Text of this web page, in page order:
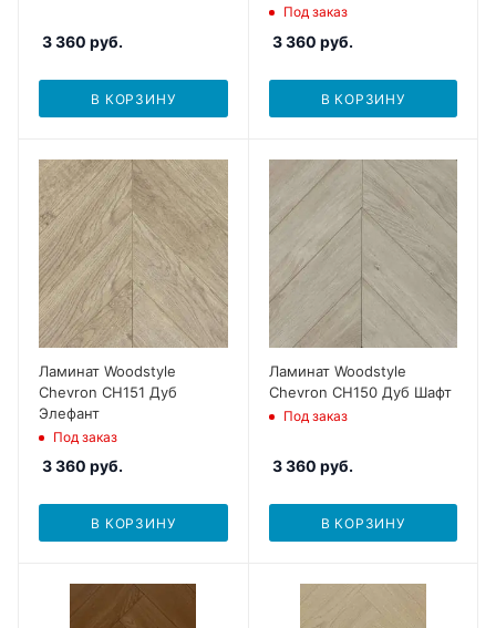
3 360 руб.
В КОРЗИНУ
Под заказ
3 360 руб.
В КОРЗИНУ
Ламинат Woodstyle
Chevron CH151 Дуб
Элефант
Под заказ
3 360 руб.
В КОРЗИНУ
Ламинат Woodstyle
Chevron CH150 Дуб Шафт
Под заказ
3 360 руб.
В КОРЗИНУ